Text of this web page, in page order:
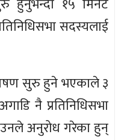
सदस्यलाई
सुरु हुने भएकाले ३
नै प्रतिनिधिसभा
अनुरोध गरेका हुन्